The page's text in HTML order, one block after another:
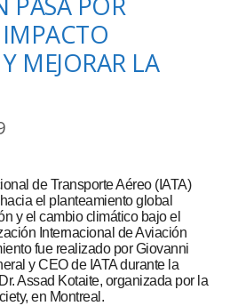
MEJORAR LA
de Transporte Aéreo (IATA)
el planteamiento global
y el cambio climático bajo el
Internacional de Aviación
fue realizado por Giovanni
y CEO de IATA durante la
Assad Kotaite, organizada por la
en Montreal.